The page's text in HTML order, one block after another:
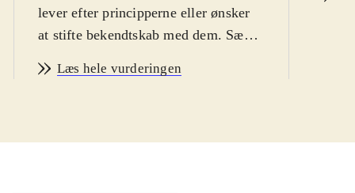
lever efter principperne eller ønsker
at stifte bekendtskab med dem. Sæt
vil blive taget med det samme, fotoet
skulderen og et kålhoved i hånden
Thomas Rode Andersen er
Læs hele vurderingen